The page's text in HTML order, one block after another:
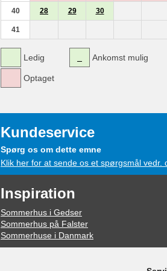
40 28 29 30
41
Ledig
Optaget
Ankomst mulig
Kundeservice
Spørg os om dette emne
Klik her for at sende os et spørgsmål vedr.
Inspiration
Sommerhus i Gedser
Sommerhus på Falster
Sommerhuse i Danmark